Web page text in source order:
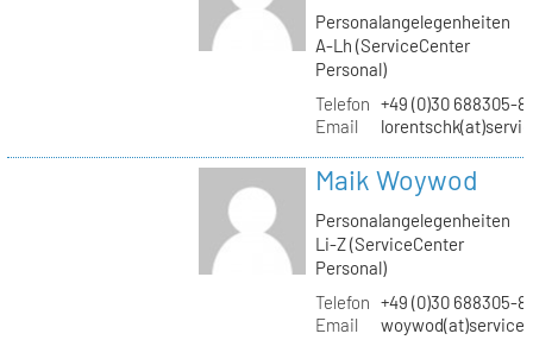
Personalangelegenheiten
A-Lh (ServiceCenter
Personal)
Telefon +49 (0)30 688305-
Email
Maik Woywod
Personalangelegenheiten
Li-Z (ServiceCenter
Personal)
Telefon +49 (0)30 688305-
Email